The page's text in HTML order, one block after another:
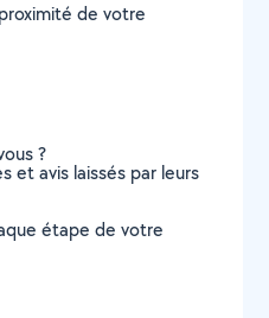
de votre
?
et avis laissés par leurs
étape de votre